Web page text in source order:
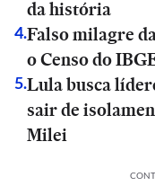
da história
4.Falso milagre
o Censo do
5.Lula busca
sair de
Milei